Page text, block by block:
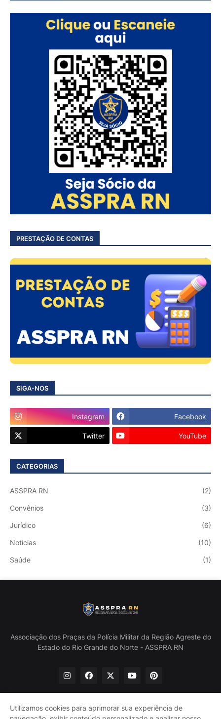
PRESTAÇÃO DE CONTAS
SIGA-NOS
Instagram Facebook
Twitter YouTube
CATEGORIAS
ASSPRA RN (2)
Convênios (3)
Jurídico (6)
Notícias (10)
Saúde (1)
Associação dos Praças da Polícia Militar da Região Agreste do
Estado do Rio Grande do Norte - ASSPRA RN
Utilizamos cookies para aprimorar sua experiência de